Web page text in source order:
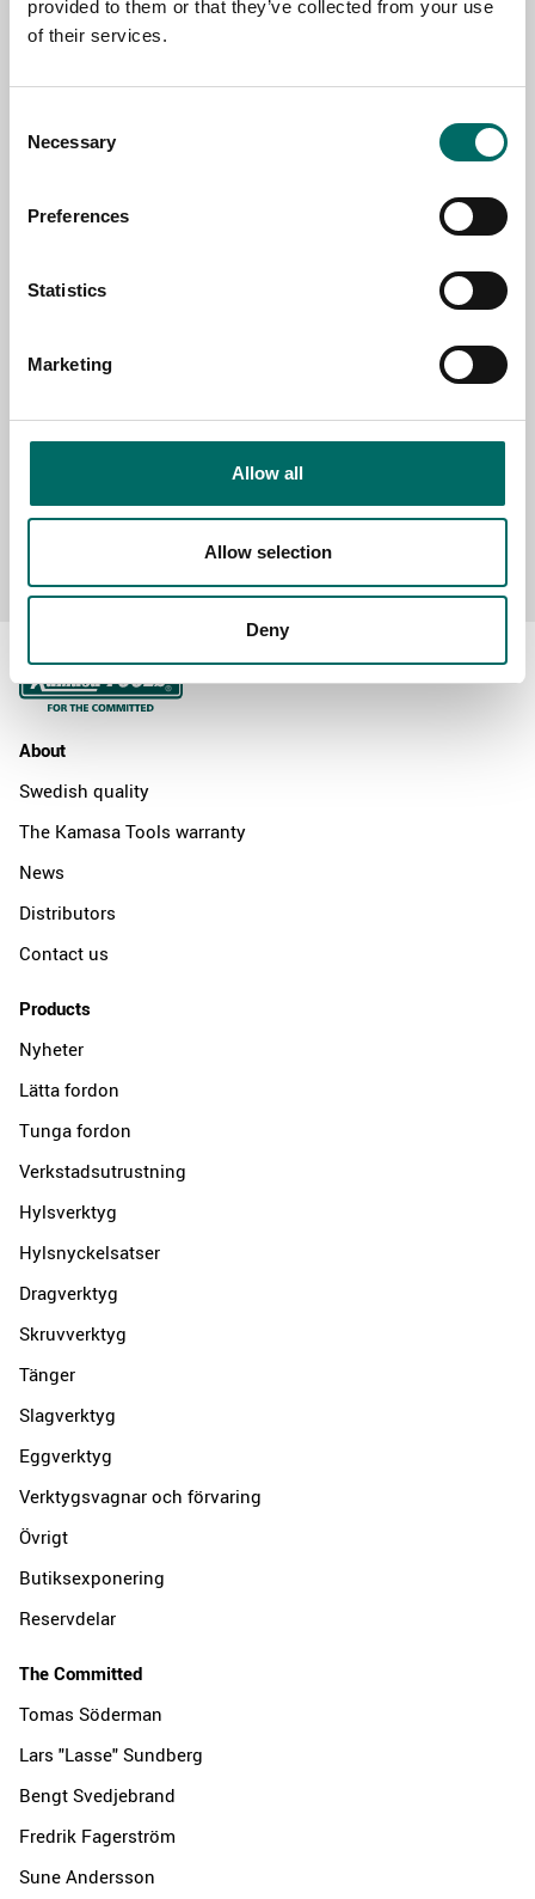
provided to them or that they’ve collected from your use
of their services.
Selection
Necessary
Preferences
Statistics
Marketing
Allow all
Allow selection
Deny
About
Swedish quality
The Kamasa Tools warranty
News
Distributors
Contact us
Products
Nyheter
Lätta fordon
Tunga fordon
Verkstadsutrustning
Hylsverktyg
Hylsnyckelsatser
Dragverktyg
Skruvverktyg
Tänger
Slagverktyg
Eggverktyg
Verktygsvagnar och förvaring
Övrigt
Butiksexponering
Reservdelar
The Committed
Tomas Söderman
Lars "Lasse" Sundberg
Bengt Svedjebrand
Fredrik Fagerström
Sune Andersson